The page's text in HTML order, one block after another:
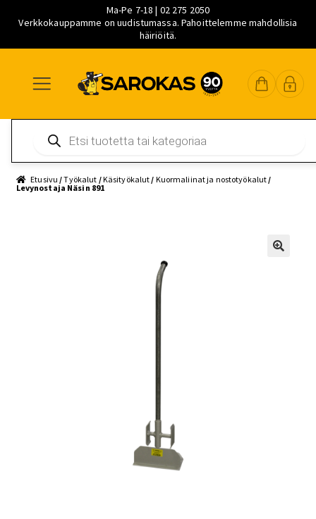
Ma-Pe 7-18 | 02 275 2050
Verkkokauppamme on uudistumassa. Pahoittelemme mahdollisia
häiriöitä.
navigointiin
sisältöön
pääsisältöön
search
Etusivu /Työkalut /Käsityökalut / Kuormaliinat ja nostotyökalut /
Levynostaja Näsin 891